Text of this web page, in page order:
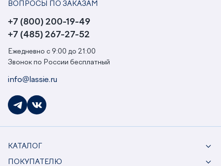
ВОПРОСЫ ПО ЗАКАЗАМ
+7 (800) 200-19-49
+7 (485) 267-27-52
Ежедневно с 9:00 до 21:00
Звонок по России бесплатный
info@lassie.ru
КАТАЛОГ
ПОКУПАТЕЛЮ